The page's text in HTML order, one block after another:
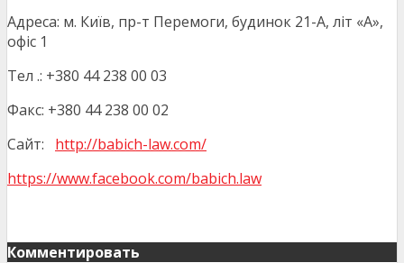
Адреса: м. Київ, пр-т Перемоги, будинок 21-А, літ «А»,
офіс 1
Тел .: +380 44 238 00 03
Факс: +380 44 238 00 02
Сайт: http://babich-law.com/
https://www.facebook.com/babich.law
Комментировать